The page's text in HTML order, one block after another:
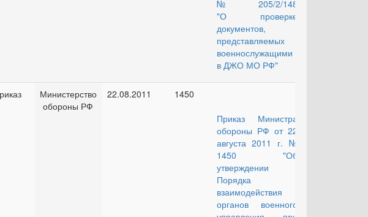
№205/2/148
"О проверке
документов,
представляемых
военнослужащими
в ДЖО МО РФ"
Министерство
обороны РФ
22.08.2011
1450
Приказ Министра
обороны РФ от 22
августа 2011 г. №
1450 "Об
утверждении
Порядка
взаимодействия
органов военного